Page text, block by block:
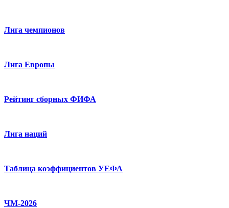
Лига чемпионов
Лига Европы
Рейтинг сборных ФИФА
Лига наций
Таблица коэффициентов УЕФА
ЧМ-2026